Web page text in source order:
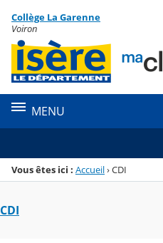
Menu de la rubrique
Contenu
Collège La Garenne
Voiron
MENU
Vous êtes ici : Accueil›CDI
CDI